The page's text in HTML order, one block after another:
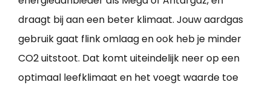
draagt bij aan een beter klimaat. Jouw aardgas
gebruik gaat flink omlaag en ook heb je minder
CO2 uitstoot. Dat komt uiteindelijk neer op een
optimaal leefklimaat en het voegt waarde toe